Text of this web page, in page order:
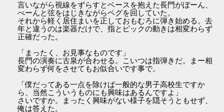
言いながら視線をずらすとベースを抱えた長門がぼーん、
べーんと弦をはじきながらペグを回していた。
それから軽く居住まいを正しておもむろに弾き始める。去
年と違うのは楽器だけで、指とピックの動きは相変わらず
正確だった。
「まったく、お見事なものです」
長門の演奏に古泉が合わせる。こいつは指弾きだ。まー相
変わらず何をさせてもお似合いです事で。
「僕だってある一点を除けば一般的な男子高校生ですか
ら、当然こういうものにも興味はあるんですよ」
さいですか。まったく興味がない様子を隠そうともせず、
俺は答えた。